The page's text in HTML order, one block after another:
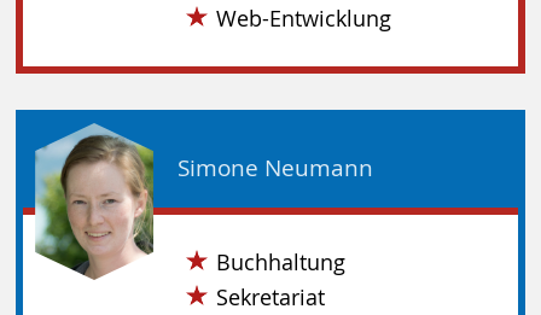
Web-Entwicklung
Simone Neumann
Buchhaltung
Sekretariat